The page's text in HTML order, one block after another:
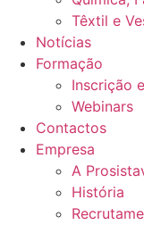
Têxtil e
Notícias
Formação
Inscrição
Webinars
Contactos
Empresa
A
História